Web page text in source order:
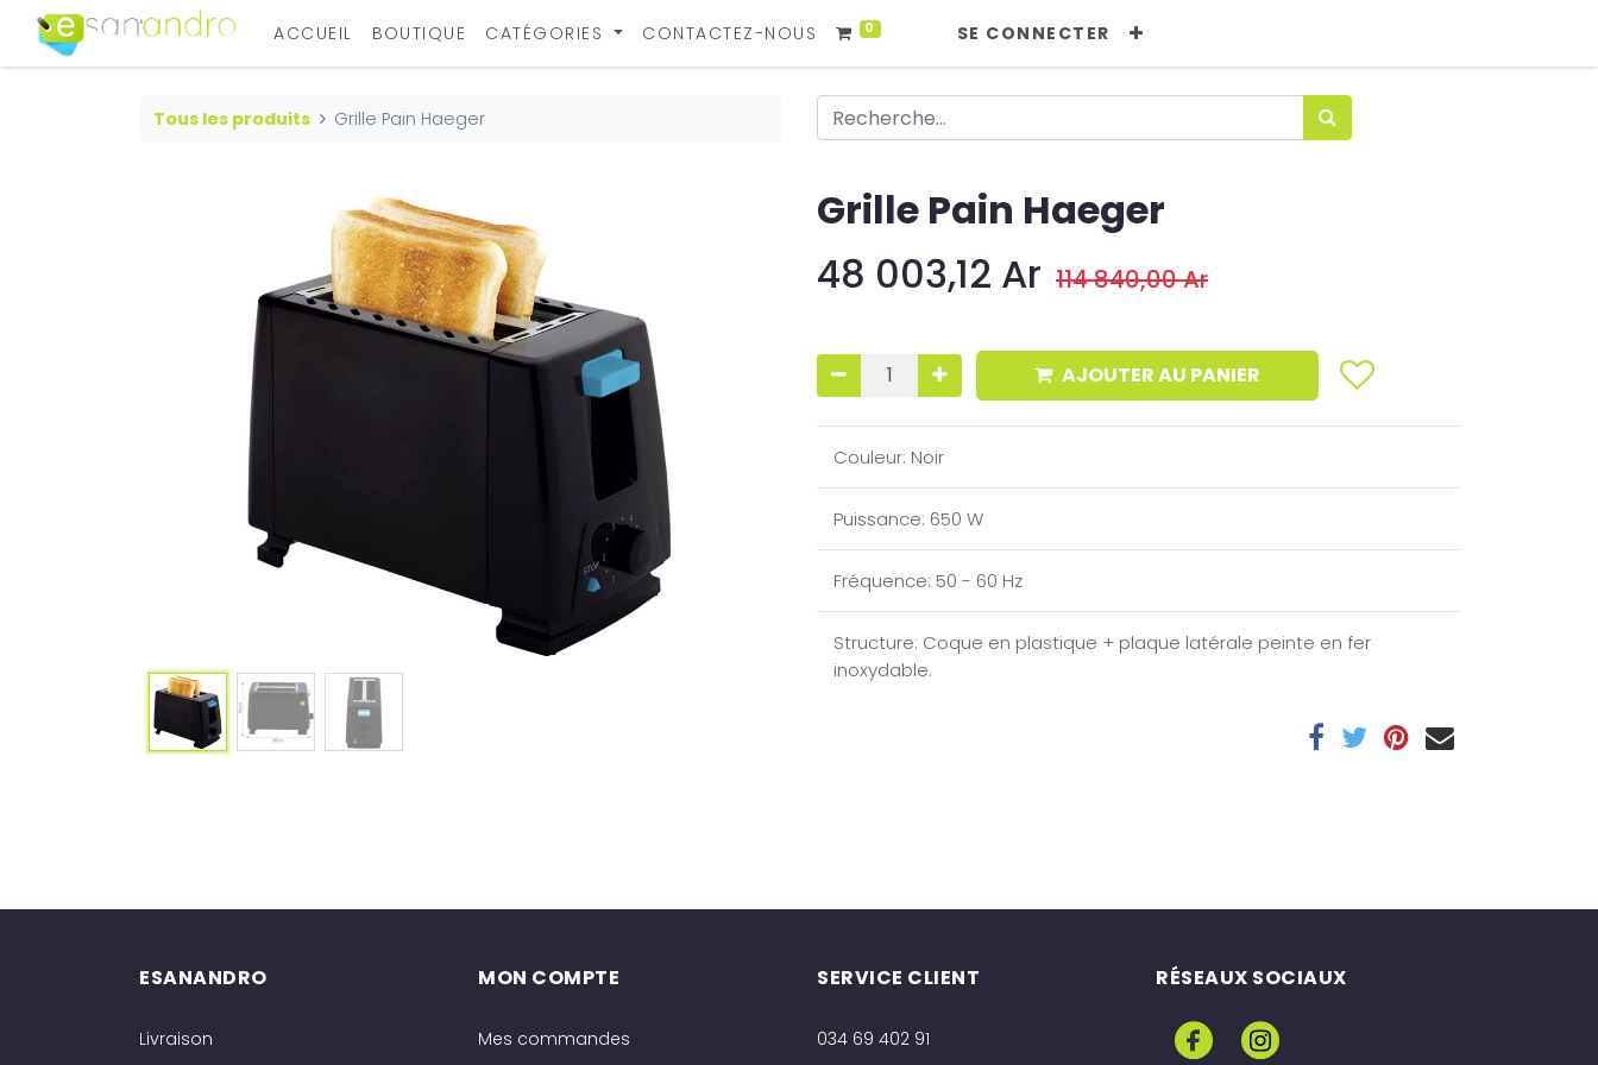
ACCUEIL BOUTIQUE CATÉGORIES CONTACTEZ-NOUS 0 SE CONNECTER
Tous les produits Grille Pain Haeger
Grille Pain Haeger
48 003,12 Ar 114 840,00Ar
AJOUTER AU PANIER
Couleur: Noir
Puissance: 650 W
Fréquence: 50 - 60 Hz
Structure: Coque en plastique + plaque latérale peinte en fer
inoxydable.
ESANANDRO
Livraison
MON COMPTE
Mes commandes
SERVICE CLIENT
034 69 402 91
RÉSEAUX SOCIAUX